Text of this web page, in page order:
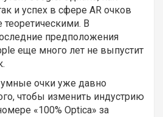
и успех в сфере AR очков
В
предположения
еще много лет не выпустит
очки уже давно
чтобы изменить индустрию
«100% Optica» за